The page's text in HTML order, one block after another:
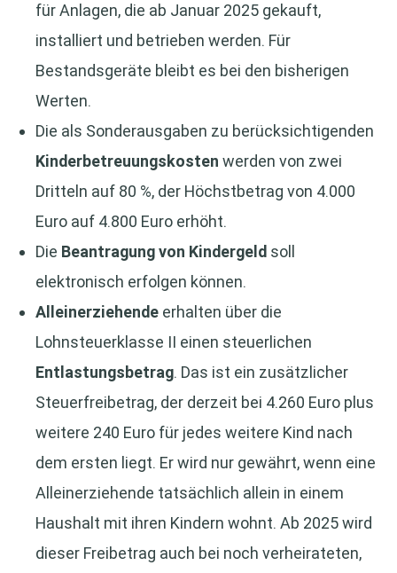
für Anlagen, die ab Januar 2025 gekauft,
installiert und betrieben werden. Für
Bestandsgeräte bleibt es bei den bisherigen
Werten.
Die als Sonderausgaben zu berücksichtigenden
Kinderbetreuungskosten werden von zwei
Dritteln auf 80 %, der Höchstbetrag von 4.000
Euro auf 4.800 Euro erhöht.
Die Beantragung von Kindergeld soll
elektronisch erfolgen können.
Alleinerziehende erhalten über die
Lohnsteuerklasse II einen steuerlichen
Entlastungsbetrag. Das ist ein zusätzlicher
Steuerfreibetrag, der derzeit bei 4.260 Euro plus
weitere 240 Euro für jedes weitere Kind nach
dem ersten liegt. Er wird nur gewährt, wenn eine
Alleinerziehende tatsächlich allein in einem
Haushalt mit ihren Kindern wohnt. Ab 2025 wird
dieser Freibetrag auch bei noch verheirateten,